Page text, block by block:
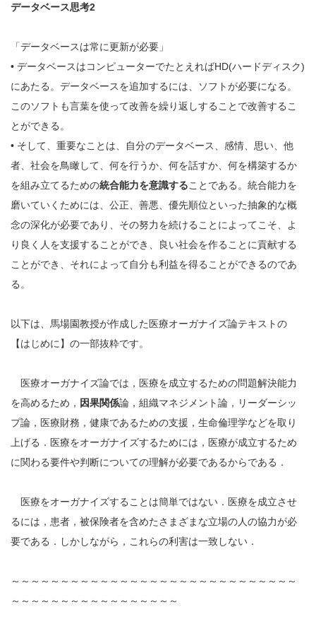
データベース思考2
「データベースは常に更新が必要」
• データベースはコンピューターでたとえればHD(ハードディスク)
にあたる。データベースを追加するには、ソフトが必要になる。
このソフトも言葉を使って改善を繰り返しすることで改善するこ
とができる。
• そして、重要なことは、自分のデータベース、感情、思い、他
者、社会を鳥瞰して、何を行うか、何を話すか、何を構築するか
を組み立てるための統合能力を意識することである。統合能力を
磨いていくためには、公正、善悪、優先順位といった抽象的な概
念の深化が必要であり、その努力を続けることによってこそ、よ
り良く人を支援することができ、良い社会を作ることに貢献する
ことができ、それによって自分も利益を得ることができるのであ
る。
以下は、馬場園教授が作成した医療オーガナイズ論テキストの
【はじめに】の一部抜粋です。
医療オーガナイズ論では，医療を成立するための問題解決能力
を高めるため， 因果関係論，組織マネジメント論，リーダーシッ
プ論，医療財務，健康であるための支援，生命倫理学などを取り
上げる．医療をオーガナイズするためには，医療が成立するため
に関わる要件や判断についての理解が必要であるからである．
医療をオーガナイズすることは簡単ではない．医療を成立させ
るには，患者，被保険者を含めたさまざまな立場の人の協力が必
要である．しかしながら，これらの利害は一致しない．
～～～～～～～～～～～～～～～～～～～～～～～～～～～～～
～～～～～～～～～～～～～～～～～